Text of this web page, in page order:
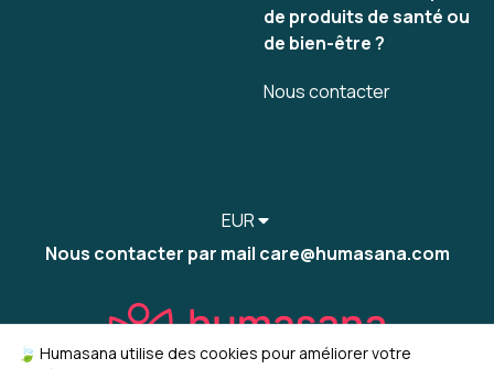
de produits de santé ou
de bien-être ?
Nous contacter
EUR
Nous contacter par mail care@humasana.com
🍃 Humasana utilise des cookies pour améliorer votre